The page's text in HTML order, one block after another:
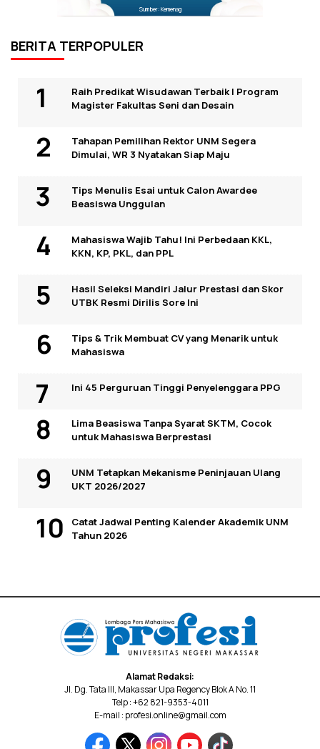
Sumber: Kemenag
BERITA TERPOPULER
Raih Predikat Wisudawan Terbaik I Program
Magister Fakultas Seni dan Desain
Tahapan Pemilihan Rektor UNM Segera
Dimulai, WR 3 Nyatakan Siap Maju
Tips Menulis Esai untuk Calon Awardee
Beasiswa Unggulan
Mahasiswa Wajib Tahu! Ini Perbedaan KKL,
KKN, KP, PKL, dan PPL
Hasil Seleksi Mandiri Jalur Prestasi dan Skor
UTBK Resmi Dirilis Sore Ini
Tips & Trik Membuat CV yang Menarik untuk
Mahasiswa
Ini 45 Perguruan Tinggi Penyelenggara PPG
Lima Beasiswa Tanpa Syarat SKTM, Cocok
untuk Mahasiswa Berprestasi
UNM Tetapkan Mekanisme Peninjauan Ulang
UKT 2026/2027
Catat Jadwal Penting Kalender Akademik UNM
Tahun 2026
Alamat Redaksi:
Jl. Dg. Tata III, Makassar Upa Regency Blok A No. 11
Telp : +62 821-9353-4011
E-mail : profesi.online@gmail.com